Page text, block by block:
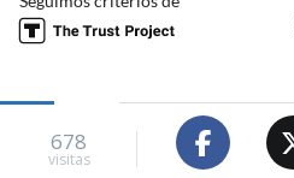
678
visitas